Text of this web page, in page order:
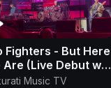
Fighters - But Here
Are (Live Debut w/
Freese)
Music TV